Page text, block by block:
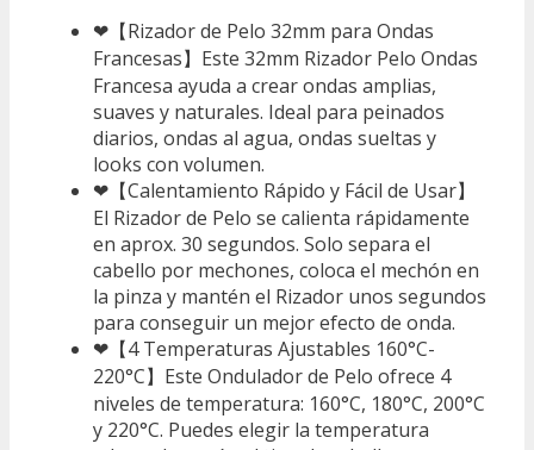
❤【Rizador de Pelo 32mm para Ondas
Francesas】Este 32mm Rizador Pelo Ondas
Francesa ayuda a crear ondas amplias,
suaves y naturales. Ideal para peinados
diarios, ondas al agua, ondas sueltas y
looks con volumen.
❤【Calentamiento Rápido y Fácil de Usar】
El Rizador de Pelo se calienta rápidamente
en aprox. 30 segundos. Solo separa el
cabello por mechones, coloca el mechón en
la pinza y mantén el Rizador unos segundos
para conseguir un mejor efecto de onda.
❤【4 Temperaturas Ajustables 160°C-
220°C】Este Ondulador de Pelo ofrece 4
niveles de temperatura: 160°C, 180°C, 200°C
y 220°C. Puedes elegir la temperatura